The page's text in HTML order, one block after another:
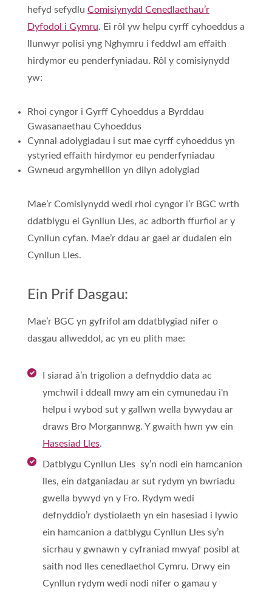
hefyd sefydlu Comisiynydd Cenedlaethau’r
Dyfodol i Gymru. Ei rôl yw helpu cyrff cyhoeddus a
llunwyr polisi yng Nghymru i feddwl am effaith
hirdymor eu penderfyniadau. Rôl y comisiynydd
yw:
Rhoi cyngor i Gyrff Cyhoeddus a Byrddau
Gwasanaethau Cyhoeddus
Cynnal adolygiadau i sut mae cyrff cyhoeddus yn
ystyried effaith hirdymor eu penderfyniadau
Gwneud argymhellion yn dilyn adolygiad
Mae’r Comisiynydd wedi rhoi cyngor i’r BGC wrth
ddatblygu ei Gynllun Lles, ac adborth ffurfiol ar y
Cynllun cyfan. Mae’r ddau ar gael ar dudalen ein
Cynllun Lles.
Ein Prif Dasgau:
Mae’r BGC yn gyfrifol am ddatblygiad nifer o
dasgau allweddol, ac yn eu plith mae:
I siarad â’n trigolion a defnyddio data ac
ymchwil i ddeall mwy am ein cymunedau i'n
helpu i wybod sut y gallwn wella bywydau ar
draws Bro Morgannwg. Y gwaith hwn yw ein
Hasesiad Lles.
Datblygu Cynllun Lles sy’n nodi ein hamcanion
lles, ein datganiadau ar sut rydym yn bwriadu
gwella bywyd yn y Fro. Rydym wedi
defnyddio’r dystiolaeth yn ein hasesiad i lywio
ein hamcanion a datblygu Cynllun Lles sy’n
sicrhau y gwnawn y cyfraniad mwyaf posibl at
saith nod lles cenedlaethol Cymru. Drwy ein
Cynllun rydym wedi nodi nifer o gamau y